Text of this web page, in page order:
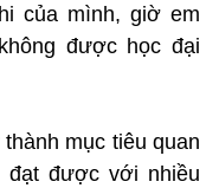
của mình, giờ em
được học đại
mục tiêu quan
đạt được với nhiều